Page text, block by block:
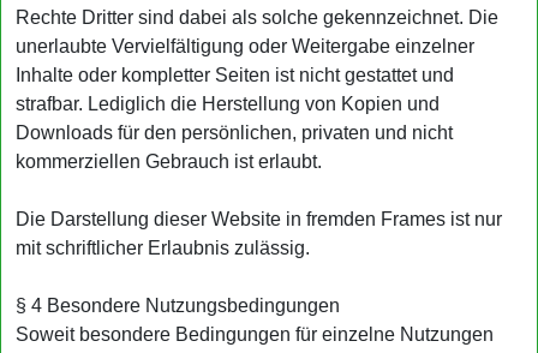
Rechte Dritter sind dabei als solche gekennzeichnet. Die
unerlaubte Vervielfältigung oder Weitergabe einzelner
Inhalte oder kompletter Seiten ist nicht gestattet und
strafbar. Lediglich die Herstellung von Kopien und
Downloads für den persönlichen, privaten und nicht
kommerziellen Gebrauch ist erlaubt.
Die Darstellung dieser Website in fremden Frames ist nur
mit schriftlicher Erlaubnis zulässig.
§ 4 Besondere Nutzungsbedingungen
Soweit besondere Bedingungen für einzelne Nutzungen